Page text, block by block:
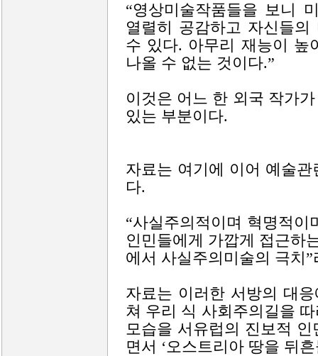
“영상미술작품들을 보니
열렬히 공감하고 자신들
수 있다. 아무리 재능이 높
나올 수 없는 것이다.”
이것은 어느 한 외국 작가
있는 부분이다.
자료는 여기에 이어 예술
다.
“사실주의적이며 혁명적
인민들에게 가깝게 접근하
에서 사실주의미술의 극치
자료는 이러한 서방의 대
쳐 우리 식 사회주의길을
모습을 서유럽의 진보적
면서 ‘오스트리아 땅을 뒤